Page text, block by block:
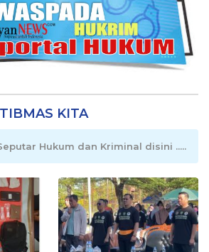
KITA
Hukum dan Kriminal disini .....